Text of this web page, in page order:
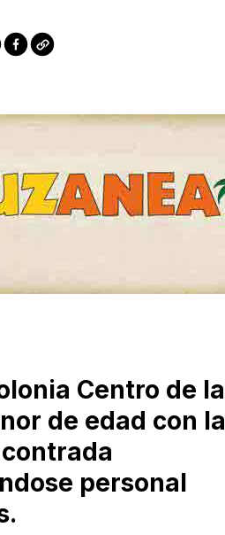
Centro de la
de edad con la
personal